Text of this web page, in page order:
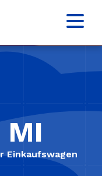
MI
Einkaufswagen